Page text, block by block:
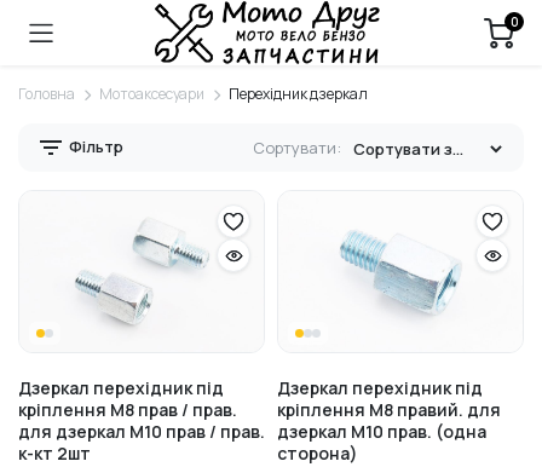
0
Головна Мотоаксесуари Перехідник дзеркал
Фільтр Сортувати:
Дзеркал перехідник під
кріплення М8 прав / прав.
для дзеркал М10 прав / прав.
к-кт 2шт
Дзеркал перехідник під
кріплення М8 правий. для
дзеркал М10 прав. (одна
сторона)